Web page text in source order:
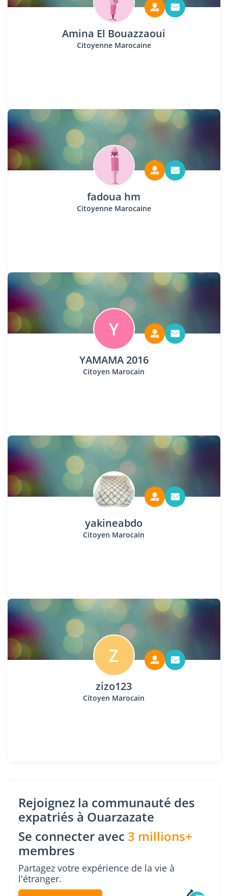
Amina El Bouazzaoui
Citoyenne Marocaine
fadoua hm
Citoyenne Marocaine
Y
YAMAMA 2016
Citoyen Marocain
yakineabdo
Citoyen Marocain
Z
zizo123
Citoyen Marocain
Rejoignez la communauté des
expatriés à Ouarzazate
Se connecter avec 3 millions+
membres
Partagez votre expérience de la vie à
l'étranger.